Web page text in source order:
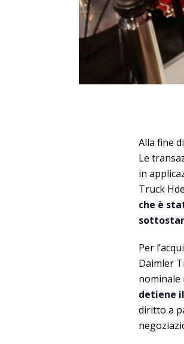
Alla fine
Le
in
Truck
che è
Per
Daimler
nominale
detiene
diritto a